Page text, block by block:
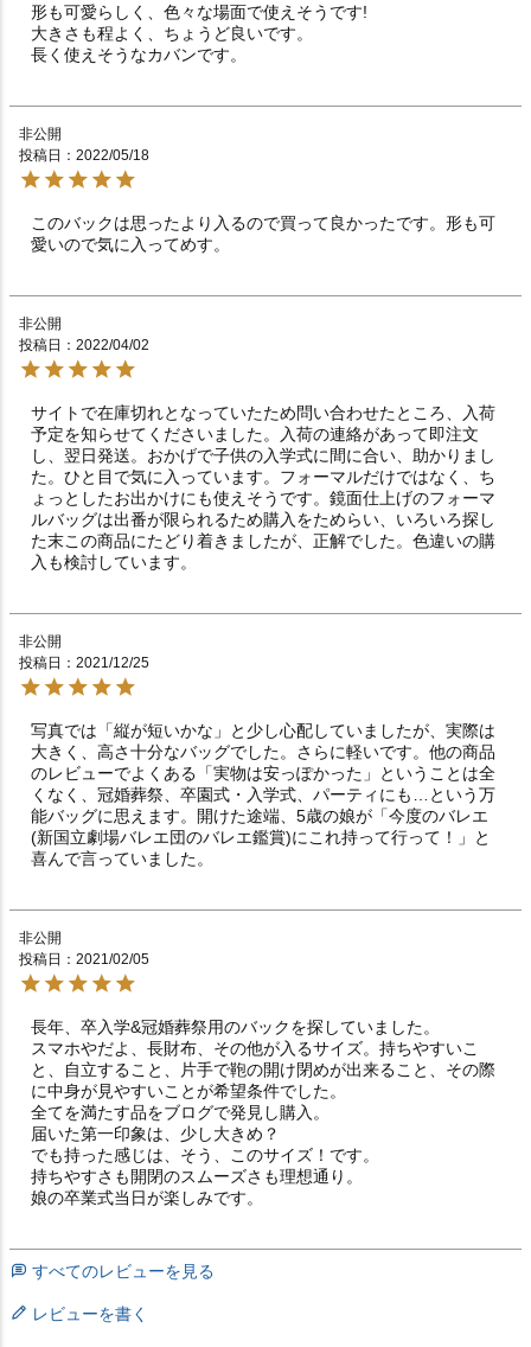
形も可愛らしく、色々な場面で使えそうです!
大きさも程よく、ちょうど良いです。
長く使えそうなカバンです。
非公開
投稿日
2022/05/18
このバックは思ったより入るので買って良かったです。形も可
愛いので気に入ってめす。
非公開
投稿日
2022/04/02
サイトで在庫切れとなっていたため問い合わせたところ、入荷
予定を知らせてくださいました。入荷の連絡があって即注文
し、翌日発送。おかげで子供の入学式に間に合い、助かりまし
た。ひと目で気に入っています。フォーマルだけではなく、ち
ょっとしたお出かけにも使えそうです。鏡面仕上げのフォーマ
ルバッグは出番が限られるため購入をためらい、いろいろ探し
た末この商品にたどり着きましたが、正解でした。色違いの購
入も検討しています。
非公開
投稿日
2021/12/25
写真では「縦が短いかな」と少し心配していましたが、実際は
大きく、高さ十分なバッグでした。さらに軽いです。他の商品
のレビューでよくある「実物は安っぽかった」ということは全
くなく、冠婚葬祭、卒園式・入学式、パーティにも…という万
能バッグに思えます。開けた途端、5歳の娘が「今度のバレエ
(新国立劇場バレエ団のバレエ鑑賞)にこれ持って行って！」と
喜んで言っていました。
非公開
投稿日
2021/02/05
長年、卒入学&冠婚葬祭用のバックを探していました。
スマホやだよ、長財布、その他が入るサイズ。持ちやすいこ
と、自立すること、片手で鞄の開け閉めが出来ること、その際
に中身が見やすいことが希望条件でした。
全てを満たす品をブログで発見し購入。
届いた第一印象は、少し大きめ？
でも持った感じは、そう、このサイズ！です。
持ちやすさも開閉のスムーズさも理想通り。
娘の卒業式当日が楽しみです。
すべてのレビューを見る
レビューを書く